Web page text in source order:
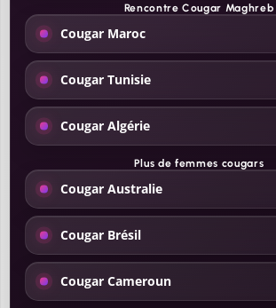
Rencontre Cougar Maghreb
Cougar Maroc
Cougar Tunisie
Cougar Algérie
Plus defemmes cougars
Cougar Australie
Cougar Brésil
Cougar Cameroun